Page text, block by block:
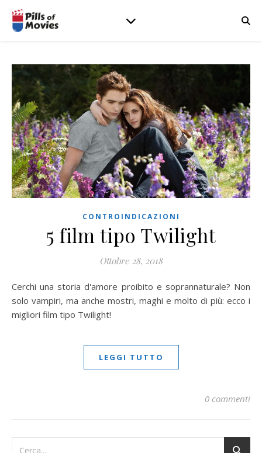
CONTROINDICAZIONI
5 film tipo Twilight
Ottobre 28, 2018
Cerchi una storia d'amore proibito e soprannaturale? Non
solo vampiri, ma anche mostri, maghi e molto di più: ecco i
migliori film tipo Twilight!
LEGGI TUTTO
0 commenti